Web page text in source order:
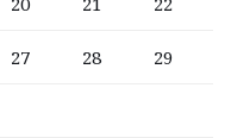
27 28 29